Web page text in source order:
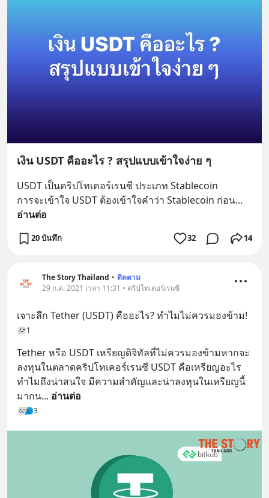
เงิน USDT คืออะไร ? สรุปแบบเข้าใจง่าย ๆ
USDT เป็นคริปโทเคอร์เรนซี ประเภท Stablecoin
การจะเข้าใจ USDT ต้องเข้าใจคำว่า Stablecoin ก่อน
อ่านต่อ
20 บันทึก 32 14
The Story Thailand • ติดตาม
29 ก.ค. 2021 เวลา 11:31 • คริปโทเคอร์เรนซี
เจาะลึก Tether (USDT) คืออะไร? ทำไมไม่ควรมองข้าม!
1
Tether หรือ USDT เหรียญดิจิทัลที่ไม่ควรมองข้ามหากจะ
ลงทุนในตลาดคริปโทเคอร์เรนซี USDT คือเหรียญอะไร
ทำไมถึงน่าสนใจ มีความสำคัญและน่าลงทุนในเหรียญนี้
มากน... อ่านต่อ
3